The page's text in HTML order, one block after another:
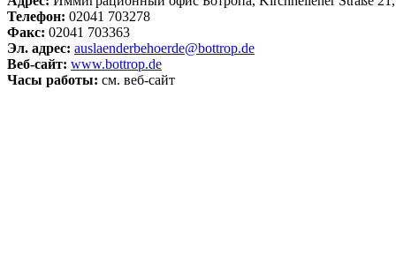
Телефон: 02041 703278
Факс: 02041 703363
Эл. адрес: auslaenderbehoerde@bottrop.de
Веб-сайт: www.bottrop.de
Часы работы: см. веб-сайт